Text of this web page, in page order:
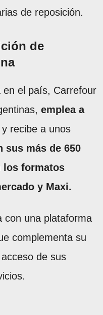
de reposición.
de
en el país, Carrefour
emplea a
y recibe a unos
sus más de 650
los formatos
y Maxi.
con una plataforma
complementa su
de sus